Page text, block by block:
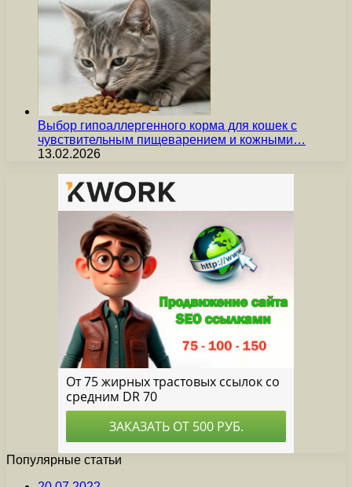
Выбор гипоаллергенного корма для кошек с
чувствительным пищеварением и кожными…
13.02.2026
Популярные статьи